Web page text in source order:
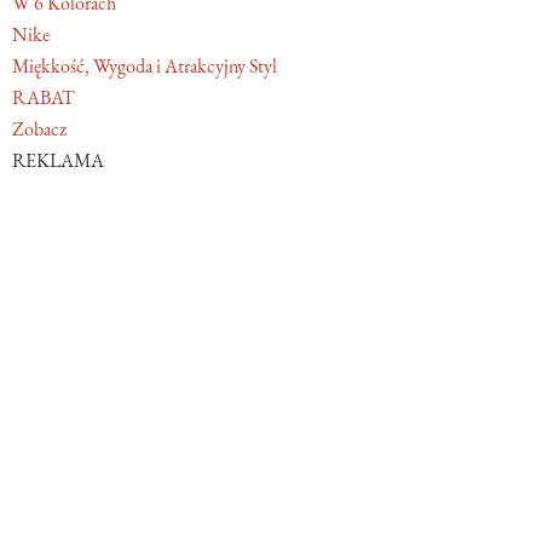
Nike
Miękkość, Wygoda i Atrakcyjny Styl
RABAT
Zobacz
REKLAMA